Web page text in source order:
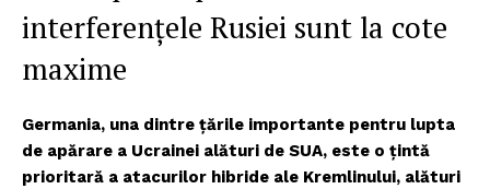
interferențele Rusiei sunt la cote
maxime
Germania, una dintre țările importante pentru lupta
de apărare a Ucrainei alături de SUA, este o țintă
prioritară a atacurilor hibride ale Kremlinului, alături